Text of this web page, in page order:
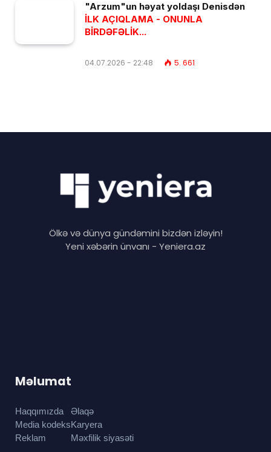
"Arzum"un həyat yoldaşı Denisdən
İLK AÇIQLAMA - ONUNLA
BİRDƏFƏLİK...
04.07.2026 - 22:48 5. 661
Ölkə və dünya gündəmini bizdən izləyin!
Yeni xəbərin ünvanı - Yeniera.az
Məlumat
Haqqımızda
Media kodeks
Reklam
Əlaqə
Karyera
Məxfilik siyasəti